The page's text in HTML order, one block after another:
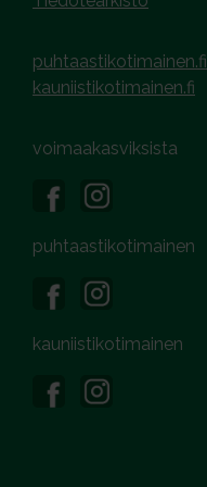
puhtaastikotimainen.fi
kauniistikotimainen.fi
voimaakasviksista
puhtaastikotimainen
kauniistikotimainen